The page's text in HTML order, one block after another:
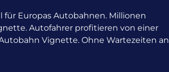
Europas Autobahnen. Millionen
Autofahrer profitieren von einer
Vignette. Ohne Wartezeiten an